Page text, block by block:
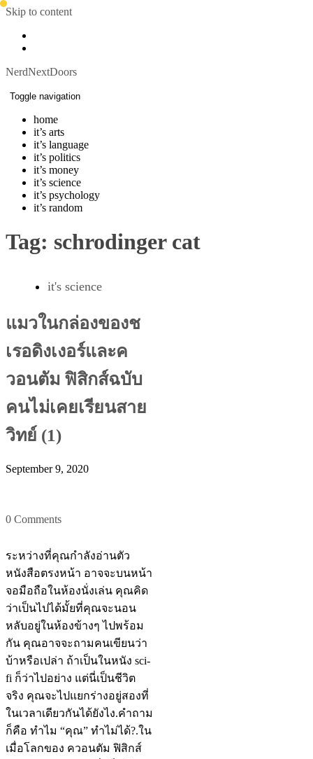
Skip to content
NerdNextDoors
Toggle navigation
home
it’s arts
it’s language
it’s politics
it’s money
it’s science
it’s psychology
it’s random
Tag: schrodinger cat
it's science
แมวในกล่องของช
เรอดิงเงอร์และค
วอนตัม ฟิสิกส์ฉบับ
คนไม่เคยเรียนสาย
วิทย์ (1)
September 9, 2020
0 Comments
ระหว่างที่คุณกำลังอ่านตัว
หนังสือตรงหน้า อาจจะบนหน้า
จอมือถือในห้องนั่งเล่น คุณคิด
ว่าเป็นไปได้มั้ยที่คุณจะนอน
หลับอยู่ในห้องข้างๆ ไปพร้อม
กัน คุณอาจจะถามคนเขียนว่า
บ้าหรือเปล่า ถ้าเป็นในหนัง sci-
fi ก็ว่าไปอย่าง แต่นี่เป็นชีวิต
จริง คุณจะไปแยกร่างอยู่สองที่
ในเวลาเดียวกันได้ยังไง.คำถาม
ก็คือ ทำไม “คุณ” ทำไม่ได้?.ใน
เมื่อโลกของ ควอนตัม ฟิสิกส์